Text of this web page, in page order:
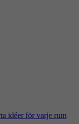
idéer för varje rum